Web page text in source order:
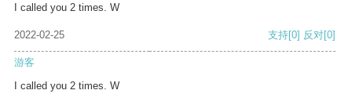
I called you 2 times. W
2022-02-25 支持[0] 反对[0]
游客
I called you 2 times. W